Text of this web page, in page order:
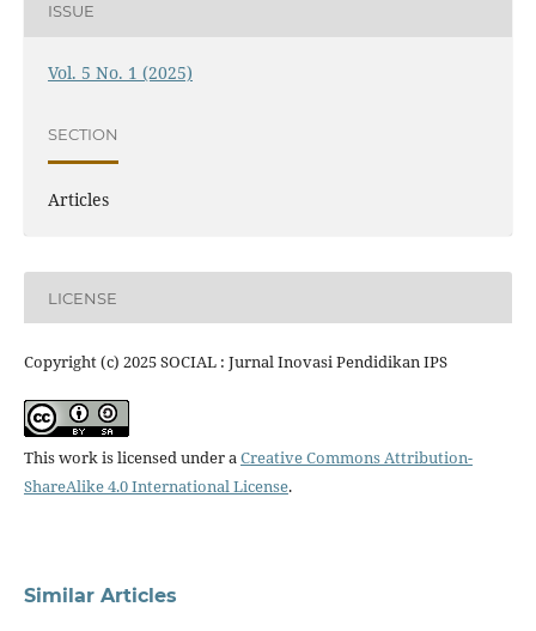
ISSUE
Vol. 5 No. 1 (2025)
SECTION
Articles
LICENSE
Copyright (c) 2025 SOCIAL : Jurnal Inovasi Pendidikan IPS
This work is licensed under aCreative Commons Attribution-
ShareAlike 4.0 International License.
Similar Articles